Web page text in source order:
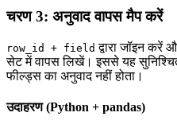
चरण 3: अनुवाद वापस मैप करें
row_id + field द्वारा जॉइन करें
सेट में वापस लिखें। इससे यह
फील्ड्स का अनुवाद नहीं होता।
उदाहरण (Python + pandas)